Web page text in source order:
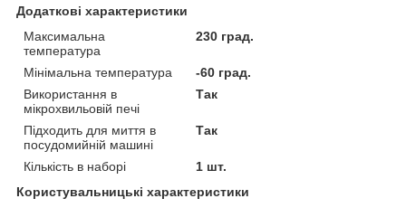
Додаткові характеристики
Максимальна
температура
230 град.
Мінімальна температура
-60 град.
Використання в
мікрохвильовій печі
Так
Підходить для миття в
посудомийній машині
Так
Кількість в наборі
1 шт.
Користувальницькі характеристики